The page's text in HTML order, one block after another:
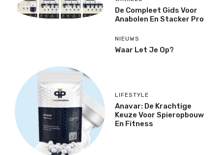
De Compleet Gids Voor
Anabolen En Stacker Pro
NIEUWS
Waar Let Je Op?
LIFESTYLE
Anavar: De Krachtige
Keuze Voor Spieropbouw
En Fitness